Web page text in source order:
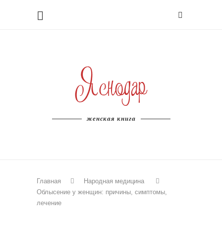
женская книга
Главная
Народная медицина
Облысение у женщин: причины, симптомы,
лечение